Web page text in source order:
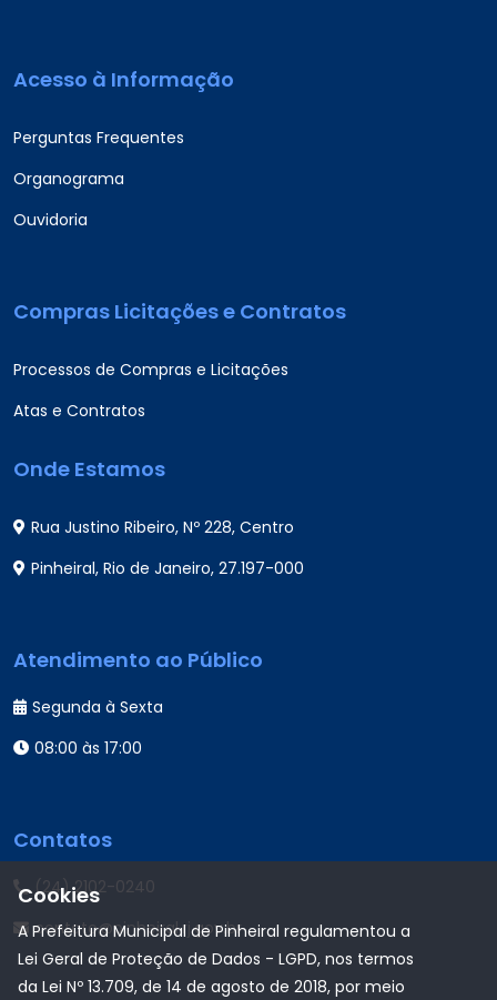
Acesso à Informação
Perguntas Frequentes
Organograma
Ouvidoria
Compras Licitações e Contratos
Processos de Compras e Licitações
Atas e Contratos
Onde Estamos
Rua Justino Ribeiro, Nº 228, Centro
Pinheiral, Rio de Janeiro, 27.197-000
Atendimento ao Público
Segunda à Sexta
08:00 às 17:00
Contatos
(24) 2102-0240
contato@pinheiral.rj.gov.br
Cookies
A Prefeitura Municipal de Pinheiral regulamentou a
Lei Geral de Proteção de Dados - LGPD, nos termos
da Lei Nº 13.709, de 14 de agosto de 2018, por meio